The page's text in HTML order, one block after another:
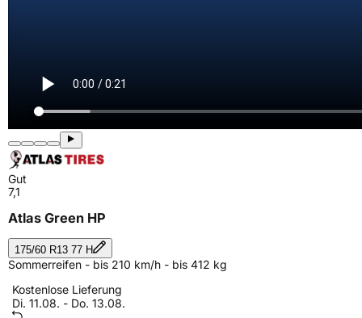
Gut
7,1
Atlas Green HP
175/60 R13 77 H
Sommerreifen - bis 210 km/h - bis 412 kg
Kostenlose Lieferung
Di. 11.08. - Do. 13.08.